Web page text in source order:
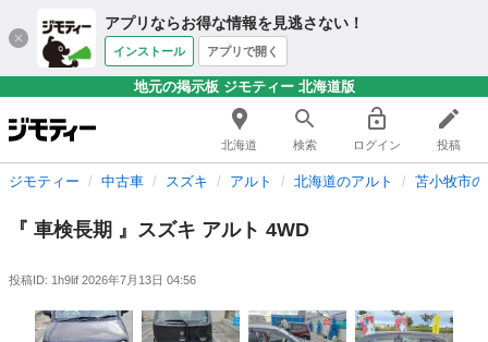
アプリならお得な情報を見逃さない！
インストール アプリで開く
地元の掲示板 ジモティー 北海道版
北海道 検索 ログイン 投稿
ジモティー 中古車 スズキ アルト 北海道のアルト 苫小牧市
『 車検長期 』スズキ アルト 4WD
投稿ID: 1h9lif 2026年7月13日 04:56